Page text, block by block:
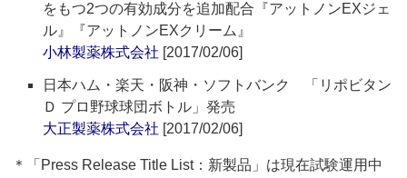
をもつ2つの有効成分を追加配合『アットノンEXジェ
ル』『アットノンEXクリーム』
小林製薬株式会社 [2017/02/06]
日本ハム・楽天・阪神・ソフトバンク 「リポビタン
Ｄ プロ野球球団ボトル」発売
大正製薬株式会社 [2017/02/06]
＊「Press Release Title List：新製品」は現在試験運用中